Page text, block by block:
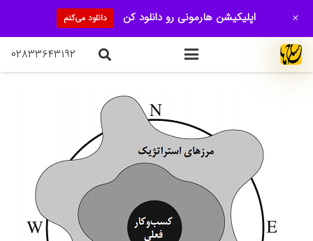
۰۲۸۳۳۶۴۳۱۹۲
اپلیکیشن هارمونی رو دانلود کن دانلود می‌کنم +